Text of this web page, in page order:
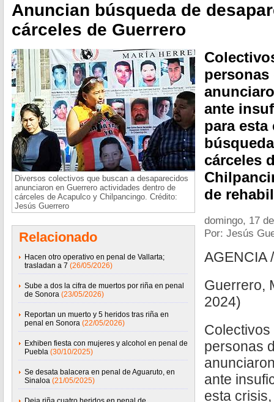
Anuncian búsqueda de
cárceles de Guerrero
Diversos colectivos que buscan a desaparecidos
anunciaron en Guerrero actividades dentro de
cárceles de Acapulco y Chilpancingo. Crédito:
Jesús Guerrero
Relacionado
Hacen otro operativo en penal de Vallarta;
trasladan a 7 (26/05/2026)
Sube a dos la cifra de muertos por riña en penal
de Sonora (23/05/2026)
Reportan un muerto y 5 heridos tras riña en
penal en Sonora (22/05/2026)
Exhiben fiesta con mujeres y alcohol en penal de
Puebla (30/10/2025)
Se desata balacera en penal de Aguaruto, en
Sinaloa (21/05/2025)
personas
ante
para
cárceles
de
domingo, 17
Por: Jesús
AGENCIA
Guerrero,
2024)
personas
ante
esta